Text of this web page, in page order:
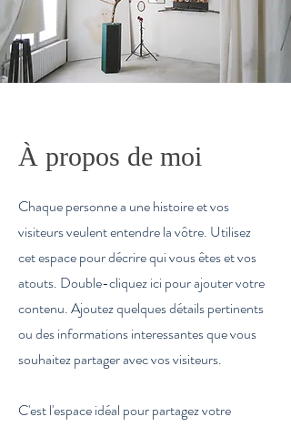
À propos de moi
Chaque personne a une histoire et vos
visiteurs veulent entendre la vôtre. Utilisez
cet espace pour décrire qui vous êtes et vos
atouts. Double-cliquez ici pour ajouter votre
contenu. Ajoutez quelques détails pertinents
ou des informations interessantes que vous
souhaitez partager avec vos visiteurs.
C'est l'espace idéal pour partagez votre